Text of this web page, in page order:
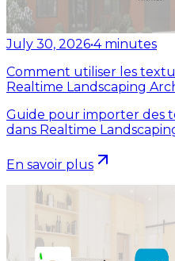
July 30, 2026•4 minutes
Comment utiliser les
Realtime Landscaping
Guide pour importer des
dans Realtime
En savoir plus